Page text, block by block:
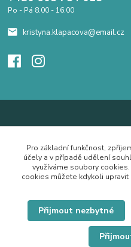
Po - Pá 8.00 - 16.00
kristyna.klapacova@email.cz
Pro základní funkčnost,
účely a v případě udělení
využíváme soubory
cookies můžete kdykoli
Přijmout nezbytné